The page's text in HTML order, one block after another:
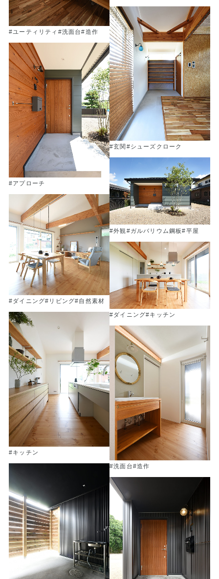
#ユーティリティ #洗面台#造作
#玄関 #シューズクローク
#アプローチ
#外観 #ガルバリウム鋼板#平屋
#ダイニング#リビング#自然素材
#ダイニング#キッチン
#キッチン
#洗面台#造作